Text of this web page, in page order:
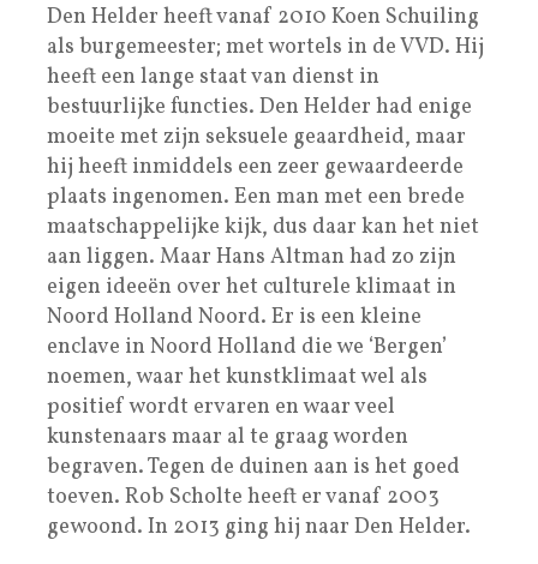
Den Helder heeft vanaf 2010 Koen Schuiling
als burgemeester; met wortels in de VVD. Hij
heeft een lange staat van dienst in
bestuurlijke functies. Den Helder had enige
moeite met zijn seksuele geaardheid, maar
hij heeft inmiddels een zeer gewaardeerde
plaats ingenomen. Een man met een brede
maatschappelijke kijk, dus daar kan het niet
aan liggen. Maar Hans Altman had zo zijn
eigen ideeën over het culturele klimaat in
Noord Holland Noord. Er is een kleine
enclave in Noord Holland die we ‘Bergen’
noemen, waar het kunstklimaat wel als
positief wordt ervaren en waar veel
kunstenaars maar al te graag worden
begraven. Tegen de duinen aan is het goed
toeven. Rob Scholte heeft er vanaf 2003
gewoond. In 2013 ging hij naar Den Helder.